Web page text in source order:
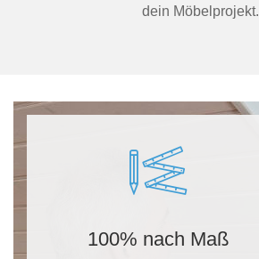
dein Möbelprojekt.
100% nach Maß